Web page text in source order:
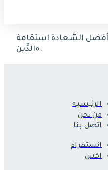
أفضل السَّعادة استقامة
الدِّين».
الرئيسية
من نحن
اتصل بنا
انستقرام
اكس